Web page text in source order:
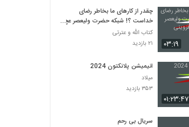
۰۳:۱۹
چقدر از کارهای ما بخاطر رضای
خداست ؟! شبکه حضرت ولیعصر عج
... استاد حسینی قزوینی
کتاب الله و عترتی
۲۱ بازدید
۰۱:۲۳:۴۷
انیمیشن پلانکتون 2024
میلاد
۳۵۳ بازدید
سریال بی رحم